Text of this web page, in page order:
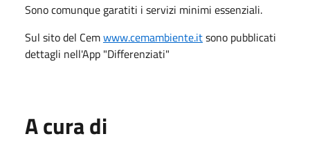
Sono comunque garatiti i servizi minimi essenziali.
Sul sito del Cemwww.cemambiente.itsono pubblicati
dettagli nell'App "Differenziati"
A cura di